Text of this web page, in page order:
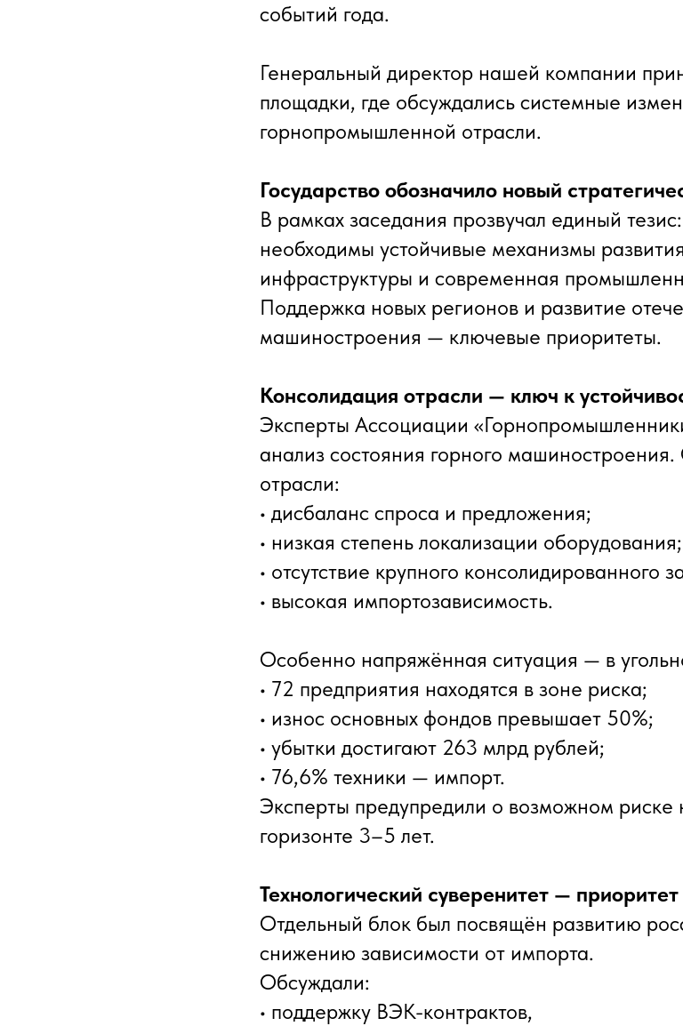
событий года.
Генеральный директор нашей компании
площадки, где обсуждались системные
горнопромышленной отрасли.
Государство обозначило новый
В рамках заседания прозвучал единый
необходимы устойчивые механизмы
инфраструктуры и современная
Поддержка новых регионов и развитие
машиностроения — ключевые приоритеты.
Консолидация отрасли — ключ к
Эксперты Ассоциации
анализ состояния горного
отрасли:
• дисбаланс спроса и предложения;
• низкая степень локализации оборудования;
• отсутствие крупного консолидированного
• высокая импортозависимость.
Особенно напряжённая ситуация — в
• 72 предприятия находятся в зоне риска;
• износ основных фондов превышает 50%;
• убытки достигают 263 млрд рублей;
• 76,6% техники — импорт.
Эксперты предупредили о возможном риске
горизонте 3–5 лет.
Технологический суверенитет —
Отдельный блок был посвящён развитию
снижению зависимости от импорта.
Обсуждали:
• поддержку ВЭК-контрактов,